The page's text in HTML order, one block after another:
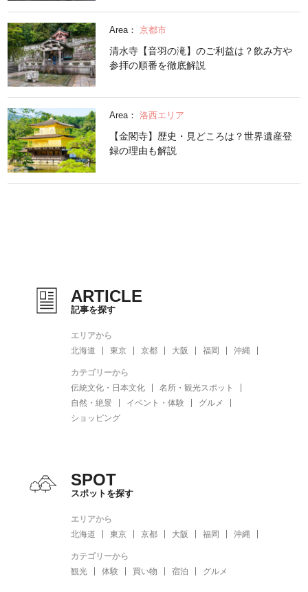
Area： 京都市
清水寺【音羽の滝】のご利益は？飲み方や
参拝の順番を徹底解説
Area： 洛西エリア
【金閣寺】歴史・見どころは？世界遺産登
録の理由も解説
ARTICLE
記事を探す
エリアから
北海道
東京 京都 大阪 福岡 沖縄
カテゴリーから
伝統文化・日本文化
名所・観光スポット
自然・絶景
イベント・体験
グルメ
ショッピング
SPOT
スポットを探す
エリアから
北海道
東京 京都 大阪 福岡 沖縄
カテゴリーから
観光
体験 買い物 宿泊 グルメ